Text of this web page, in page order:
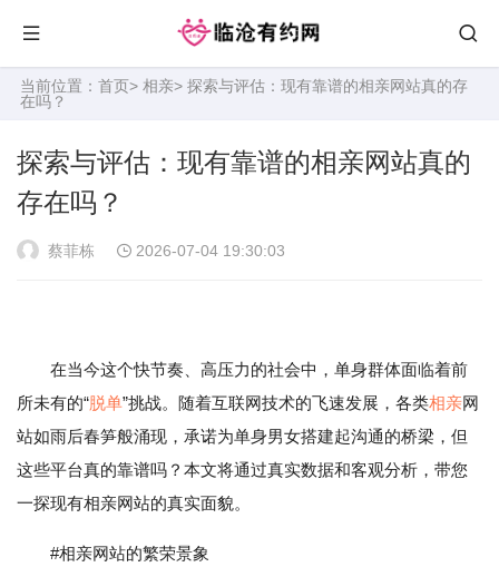
当前位置： 首页> 相亲> 探索与评估：现有靠谱的相亲网站真的存
在吗？
探索与评估：现有靠谱的相亲网站真的
存在吗？
蔡菲栋 2026-07-04 19:30:03
在当今这个快节奏、高压力的社会中，单身群体面临着前
所未有的“脱单”挑战。随着互联网技术的飞速发展，各类相亲网
站如雨后春笋般涌现，承诺为单身男女搭建起沟通的桥梁，但
这些平台真的靠谱吗？本文将通过真实数据和客观分析，带您
一探现有相亲网站的真实面貌。
#相亲网站的繁荣景象